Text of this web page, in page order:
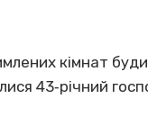
кімнат
43‐річний